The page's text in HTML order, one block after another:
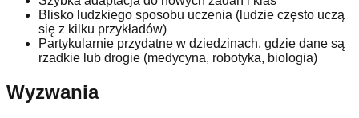
Blisko ludzkiego sposobu uczenia (ludzie często uczą
się z kilku przykładów)
Partykularnie przydatne w dziedzinach, gdzie dane są
rzadkie lub drogie (medycyna, robotyka, biologia)
Wyzwania